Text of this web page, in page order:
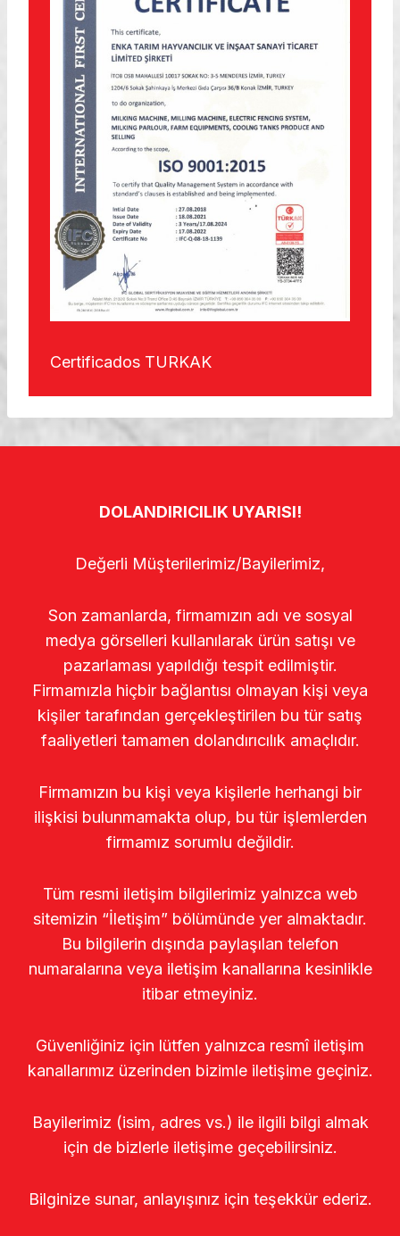
Certificados TURKAK
DOLANDIRICILIK UYARISI!
Değerli Müşterilerimiz/Bayilerimiz,
Son zamanlarda, firmamızın adı ve sosyal
medya görselleri kullanılarak ürün satışı ve
pazarlaması yapıldığı tespit edilmiştir.
Firmamızla hiçbir bağlantısı olmayan kişi veya
kişiler tarafından gerçekleştirilen bu tür satış
faaliyetleri tamamen dolandırıcılık amaçlıdır.
Firmamızın bu kişi veya kişilerle herhangi bir
ilişkisi bulunmamakta olup, bu tür işlemlerden
firmamız sorumlu değildir.
Tüm resmi iletişim bilgilerimiz yalnızca web
sitemizin “İletişim” bölümünde yer almaktadır.
Bu bilgilerin dışında paylaşılan telefon
numaralarına veya iletişim kanallarına kesinlikle
itibar etmeyiniz.
Güvenliğiniz için lütfen yalnızca resmî iletişim
kanallarımız üzerinden bizimle iletişime geçiniz.
Bayilerimiz (isim, adres vs.) ile ilgili bilgi almak
için de bizlerle iletişime geçebilirsiniz.
Bilginize sunar, anlayışınız için teşekkür ederiz.